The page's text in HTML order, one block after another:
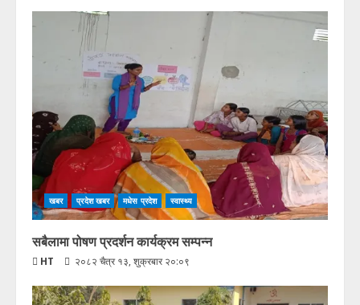
खबर प्रदेश खबर मधेस प्रदेश स्वास्थ्य
सबैलामा पोषण प्रदर्शन कार्यक्रम सम्पन्न
HT २०८२ चैत्र १३, शुक्रबार २०:०९